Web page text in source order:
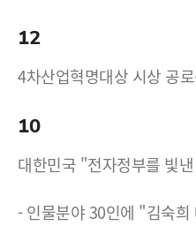
12
4차산업혁명대상 시상 공
10
대한민국 "전자정부를 빛
- 인물분야 30인에 "김숙